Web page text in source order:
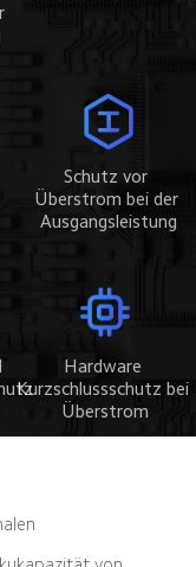
Schutz vor
Überstrom bei der
Ausgangsleistung
Hardware
Kurzschlussschutz bei
Überstrom